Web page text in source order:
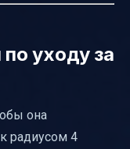
уходу за
она
радиусом 4